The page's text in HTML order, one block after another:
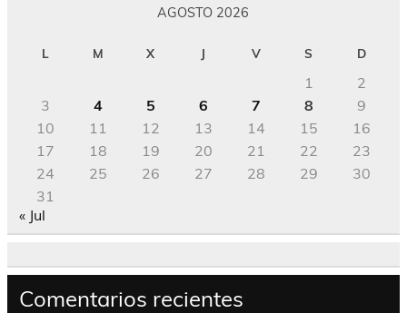
AGOSTO 2026
L M X J V S D
1
2
3
4 5 6 7 8
9
10
11 12 13 14 15
16
17
18 19 20 21 22
23
24
25 26 27 28 29
30
31
« Jul
Comentarios recientes